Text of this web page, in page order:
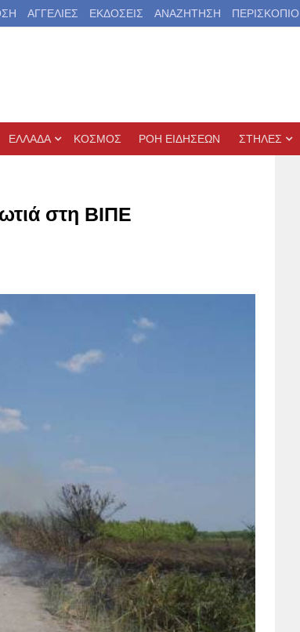
ΑΓΓΕΛΙΕΣ ΕΚΔΟΣΕΙΣ ΑΝΑΖΗΤΗΣΗ ΠΕΡΙΣΚΟΠΙΟ
ΕΛΛΑΔΑ ΚΟΣΜΟΣ ΡΟΗ ΕΙΔΗΣΕΩΝ ΣΤΗΛΕΣ
στη ΒΙΠΕ